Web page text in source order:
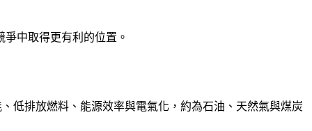
中取得更有利的位置。
低排放燃料、能源效率與電氣化，約為石油、天然氣與煤炭